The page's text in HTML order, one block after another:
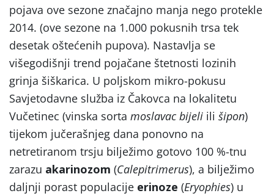
pojava ove sezone značajno manja nego protekle
2014. (ove sezone na 1.000 pokusnih trsa tek
desetak oštećenih pupova). Nastavlja se
višegodišnji trend pojačane štetnosti lozinih
grinja šiškarica. U poljskom mikro-pokusu
Savjetodavne služba iz Čakovca na lokalitetu
Vučetinec (vinska sorta moslavac bijeli ili šipon)
tijekom jučerašnjeg dana ponovno na
netretiranom trsju bilježimo gotovo 100 %-tnu
zarazu akarinozom (Calepitrimerus), a bilježimo
daljnji porast populacije erinoze (Eryophies) u